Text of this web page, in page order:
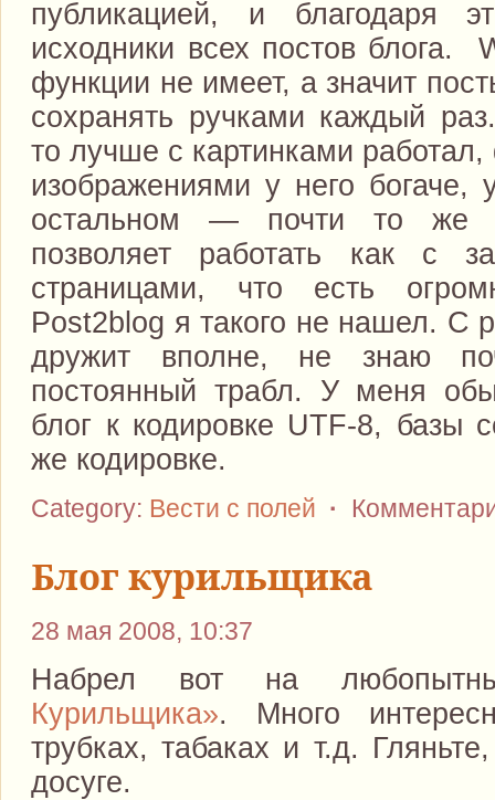
публикацией, и благодаря
исходники всех постов блога.
функции не имеет, а значит
сохранять ручками каждый
то лучше с картинками
изображениями у него богаче,
остальном — почти то же
позволяет работать как с
страницами, что есть
Post2blog я такого не нашел. С
дружит вполне, не знаю
постоянный трабл. У меня
блог к кодировке UTF-8, базы
же кодировке.
Category: Вести с полей ·
Блог курильщика
28 мая 2008, 10:37
Набрел вот на
Курильщика». Много
трубках, табаках и т.д.
досуге.